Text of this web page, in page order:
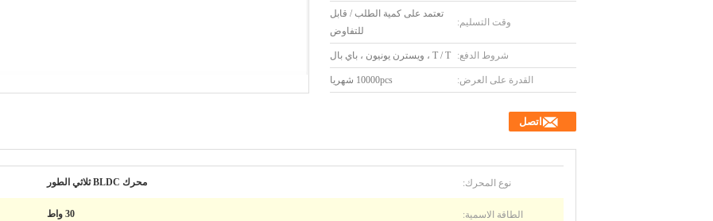
وقت التسليم:
تعتمد على كمية الطلب / قابل
للتفاوض
شروط الدفع: T / T ، ويسترن يونيون ، باي بال
القدرة على العرض: 10000pcs شهريا
اتصل
نوع المحرك: محرك BLDC ثلاثي الطور
الطاقة الاسمية: 30 واط